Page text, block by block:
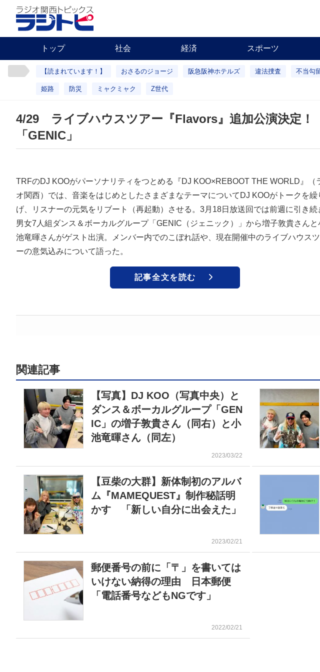
トップ 社会 経済 スポーツ
【読まれています！】 おさるのジョージ 阪急阪神ホテルズ 違法捜査 不当勾
姫路 防災 ミャクミャク Z世代
4/29 ライブハウスツアー『Flavors』追加公演決定
「GENIC」
TRFのDJ KOOがパーソナリティをつとめる『DJ KOO×REBOOT THE WORLD』（
オ関西）では、音楽をはじめとしたさまざまなテーマについてDJ KOOがトークを繰
げ、リスナーの元気をリブート（再起動）させる。3月18日放送回では前週に引き続
男女7人組ダンス＆ボーカルグループ「GENIC（ジェニック）」から増子敦貴さんと
池竜暉さんがゲスト出演。メンバー内でのこぼれ話や、現在開催中のライブハウス
ーの意気込みについて語った。
記事全文を読む
関連記事
【写真】DJ KOO（写真中央）と
ダンス＆ボーカルグループ「GEN
IC」の増子敦貴さん（同右）と小
池竜暉さん（同左）
2023/03/22
【豆柴の大群】新体制初のアルバ
ム『MAMEQUEST』制作秘話明
かす 「新しい自分に出会えた」
2023/02/21
郵便番号の前に「〒」を書いては
いけない納得の理由 日本郵便
「電話番号などもNGです」
2022/02/21